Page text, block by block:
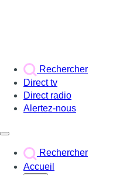
Rechercher
Direct tv
Direct radio
Alertez-nous
Rechercher
Accueil